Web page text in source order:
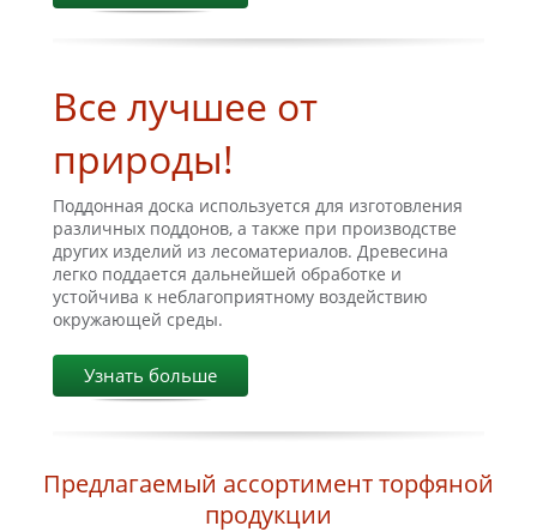
Все лучшее от
природы!
Поддонная доска используется для изготовления
различных поддонов, а также при производстве
других изделий из лесоматериалов. Древесина
легко поддается дальнейшей обработке и
устойчива к неблагоприятному воздействию
окружающей среды.
Узнать больше
Предлагаемый ассортимент торфяной
продукции